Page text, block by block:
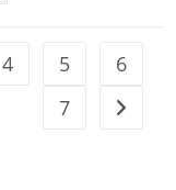
4 5
6
7